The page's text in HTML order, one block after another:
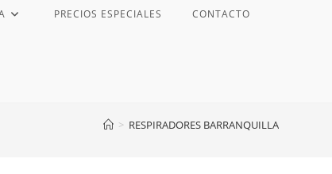
PRECIOS ESPECIALES CONTACTO
> RESPIRADORES BARRANQUILLA